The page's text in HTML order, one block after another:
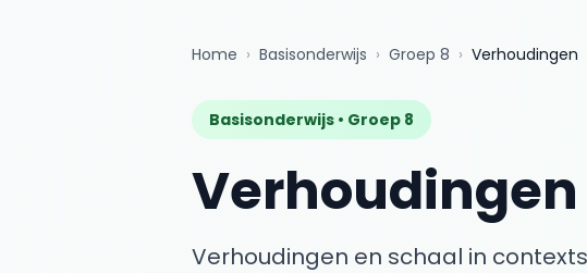
Home › Basisonderwijs › Groep 8 › Verhoudingen
Basisonderwijs • Groep 8
Verhoudingen
Verhoudingen en schaal in